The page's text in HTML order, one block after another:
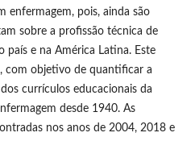
enfermagem, pois, ainda são
sobre a profissão técnica de
país e na América Latina. Este
com objetivo de quantificar a
currículos educacionais da
desde 1940. As
nos anos de 2004, 2018 e